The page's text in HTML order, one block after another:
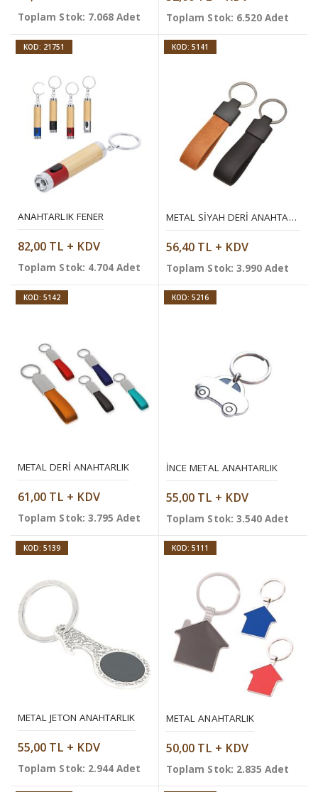
Toplam Stok: 7.068 Adet Toplam Stok: 6.520 Adet
KOD: 21751
ANAHTARLIK FENER
82,00 TL + KDV
Toplam Stok: 4.704 Adet
KOD: 5141
METAL SIYAH DERI ANAHTARLIK
56,40 TL + KDV
Toplam Stok: 3.990 Adet
KOD: 5142
METAL DERI ANAHTARLIK
61,00 TL + KDV
Toplam Stok: 3.795 Adet
KOD: 5216
İNCE METAL ANAHTARLIK
55,00 TL + KDV
Toplam Stok: 3.540 Adet
KOD: 5139
METAL JETON ANAHTARLIK
55,00 TL + KDV
Toplam Stok: 2.944 Adet
KOD: 5111
METAL ANAHTARLIK
50,00 TL + KDV
Toplam Stok: 2.835 Adet